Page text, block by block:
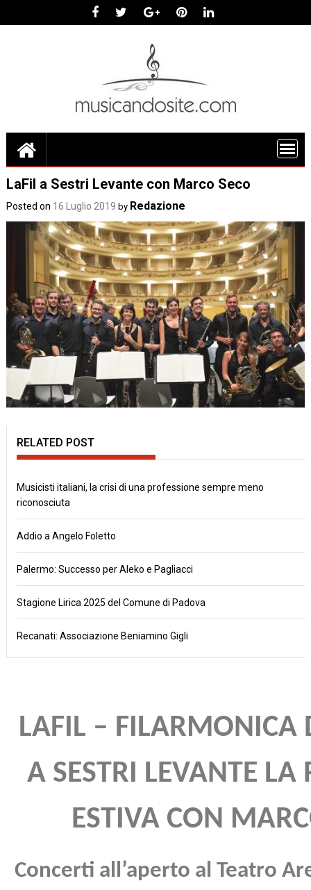
LaFil a Sestri Levante con Marco Seco
Posted on 16 Luglio 2019 by Redazione
RELATED POST
Musicisti italiani, la crisi di una professione sempre meno
riconosciuta
Addio a Angelo Foletto
Palermo: Successo per Aleko e Pagliacci
Stagione Lirica 2025 del Comune di Padova
Recanati: Associazione Beniamino Gigli
LAFIL –
A SESTRI LEVANTE LA
ESTIVA CON
Concerti all’aperto al Teatro